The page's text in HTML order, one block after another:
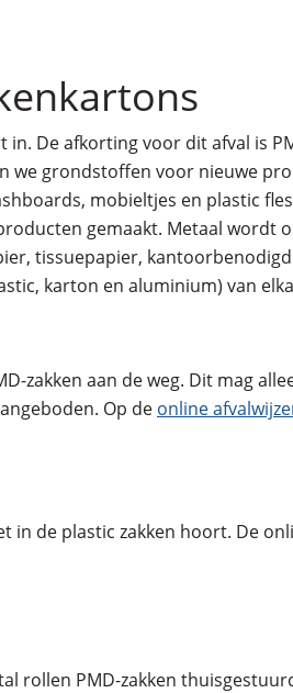
helpen?
De afkorting voor dit afval is
we grondstoffen voor nieuwe
mobieltjes en plastic
gemaakt. Metaal wordt
tissuepapier,
karton en aluminium) van
zakken aan de weg. Dit mag
Op de online
in de plastic zakken hoort. De
rollen PMD-zakken